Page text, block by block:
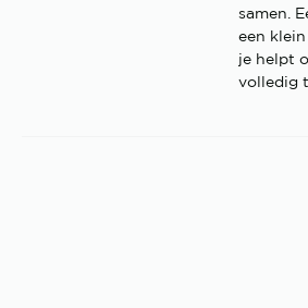
samen.
een
je helpt
volledig